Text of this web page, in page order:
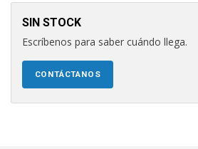
SIN STOCK
Escríbenos para saber cuándo llega.
CONTÁCTANOS